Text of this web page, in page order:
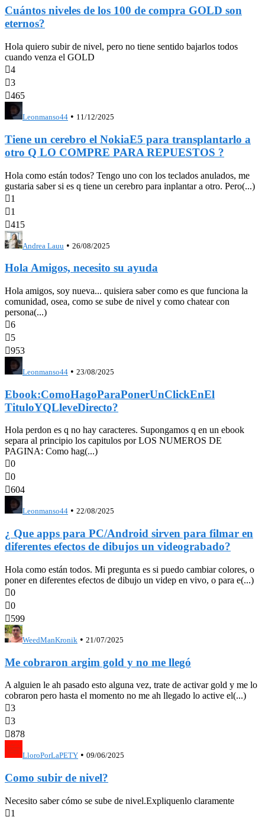
Cuántos niveles de los 100 de compra GOLD son
eternos?
Hola quiero subir de nivel, pero no tiene sentido bajarlos todos
cuando venza el GOLD
4
3
465
Leonmanso44 • 11/12/2025
Tiene un cerebro el NokiaE5 para transplantarlo a
otro Q LO COMPRE PARA REPUESTOS ?
Hola como están todos? Tengo uno con los teclados anulados, me
gustaria saber si es q tiene un cerebro para inplantar a otro. Pero(...)
1
1
415
Andrea Lauu • 26/08/2025
Hola Amigos, necesito su ayuda
Hola amigos, soy nueva... quisiera saber como es que funciona la
comunidad, osea, como se sube de nivel y como chatear con
persona(...)
6
5
953
Leonmanso44 • 23/08/2025
Ebook:ComoHagoParaPonerUnClickEnEl
TituloYQLleveDirecto?
Hola perdon es q no hay caracteres. Supongamos q en un ebook
separa al principio los capitulos por LOS NUMEROS DE
PAGINA: Como hag(...)
0
0
604
Leonmanso44 • 22/08/2025
¿ Que apps para PC/Android sirven para filmar en
diferentes efectos de dibujos un videograbado?
Hola como están todos. Mi pregunta es si puedo cambiar colores, o
poner en diferentes efectos de dibujo un videp en vivo, o para e(...)
0
0
599
WeedManKronik • 21/07/2025
Me cobraron argim gold y no me llegó
A alguien le ah pasado esto alguna vez, trate de activar gold y me lo
cobraron pero hasta el momento no me ah llegado lo active el(...)
3
3
878
LloroPorLaPETY • 09/06/2025
Como subir de nivel?
Necesito saber cómo se sube de nivel.Expliquenlo claramente
1